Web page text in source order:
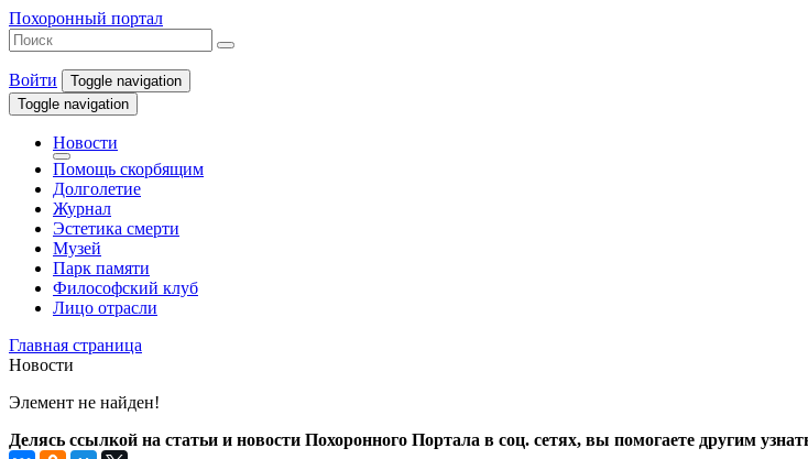
Похоронный портал
Войти
Toggle navigation
Toggle navigation
Новости
Помощь скорбящим
Долголетие
Журнал
Эстетика смерти
Музей
Парк памяти
Философский клуб
Лицо отрасли
Главная страница
Новости
Элемент не найден!
Делясь ссылкой на статьи и новости Похоронного Портала в соц. сетях, вы помогаете другим